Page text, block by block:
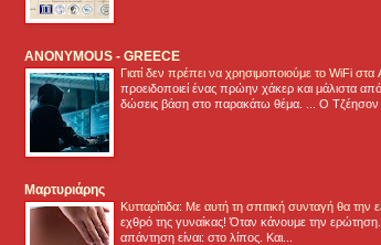
ANONYMOUS - GREECE
Γιατί δεν πρέπει να χρησιμοποιούμε το WiFi
προειδοποιεί ένας πρώην χάκερ και μάλιστα
δώσεις βάση στο παρακάτω θέμα. ... Ο Τζέησον
Μαρτυριάρης
Κυτταρίτιδα: Με αυτή τη σπιτική συνταγή θα την
εχθρό της γυναίκας! Όταν κάνουμε την
απάντηση είναι: στο λίπος. Και...